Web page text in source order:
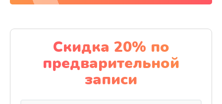
Заказать
Ремонт электроплаты
1320 руб.
Заказать
Скидка 20% по
предварительной
записи